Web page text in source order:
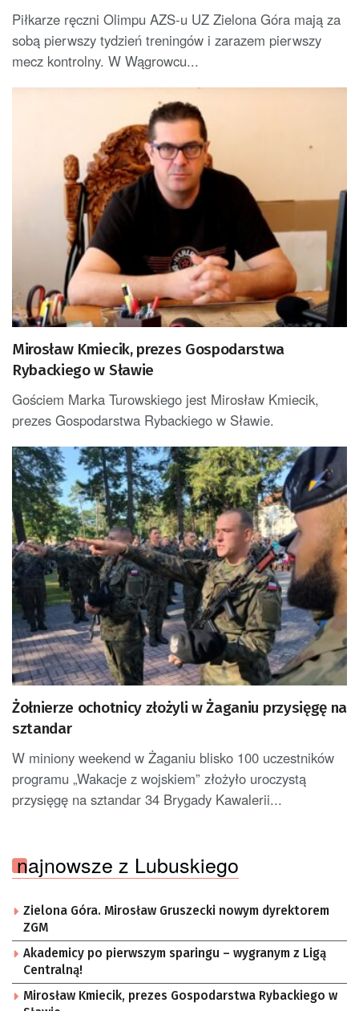
Piłkarze ręczni Olimpu AZS-u UZ Zielona Góra mają za
sobą pierwszy tydzień treningów i zarazem pierwszy
mecz kontrolny. W Wągrowcu...
Mirosław Kmiecik, prezes Gospodarstwa
Rybackiego w Sławie
Gościem Marka Turowskiego jest Mirosław Kmiecik,
prezes Gospodarstwa Rybackiego w Sławie.
Żołnierze ochotnicy złożyli w Żaganiu przysięgę na
sztandar
W miniony weekend w Żaganiu blisko 100 uczestników
programu „Wakacje z wojskiem” złożyło uroczystą
przysięgę na sztandar 34 Brygady Kawalerii...
najnowsze z Lubuskiego
Zielona Góra. Mirosław Gruszecki nowym dyrektorem
ZGM
Akademicy po pierwszym sparingu – wygranym z Ligą
Centralną!
Mirosław Kmiecik, prezes Gospodarstwa Rybackiego w